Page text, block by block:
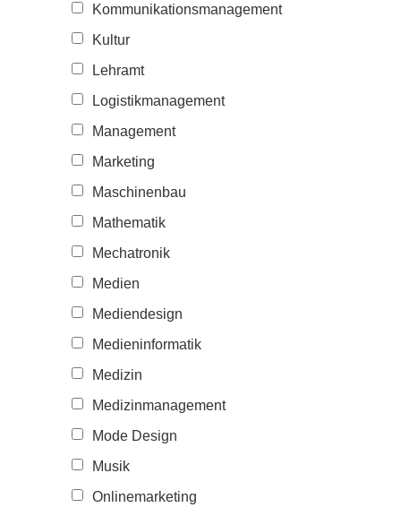
Kommunikationsmanagement
Kultur
Lehramt
Logistikmanagement
Management
Marketing
Maschinenbau
Mathematik
Mechatronik
Medien
Mediendesign
Medieninformatik
Medizin
Medizinmanagement
Mode Design
Musik
Onlinemarketing